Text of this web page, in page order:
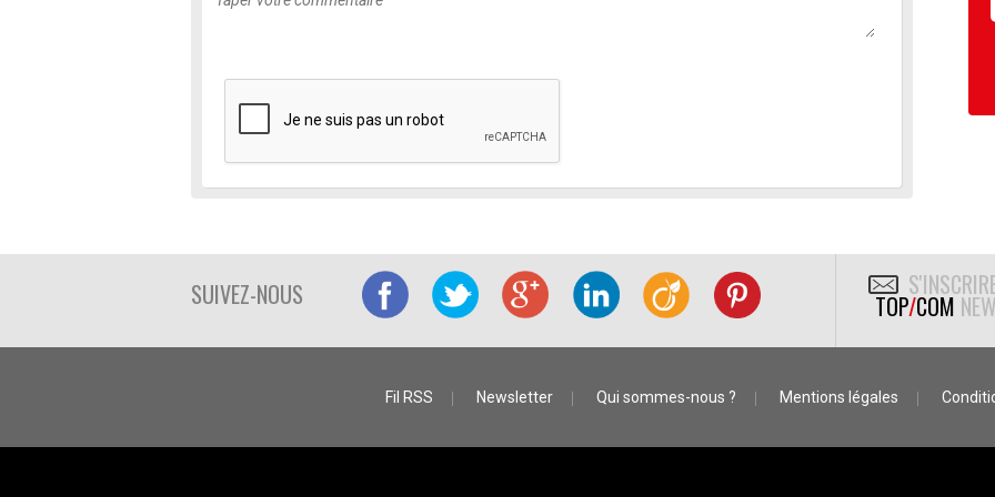
SUIVEZ-NOUS TOP/COM
Fil RSS Newsletter Qui sommes-nous ? Mentions légales